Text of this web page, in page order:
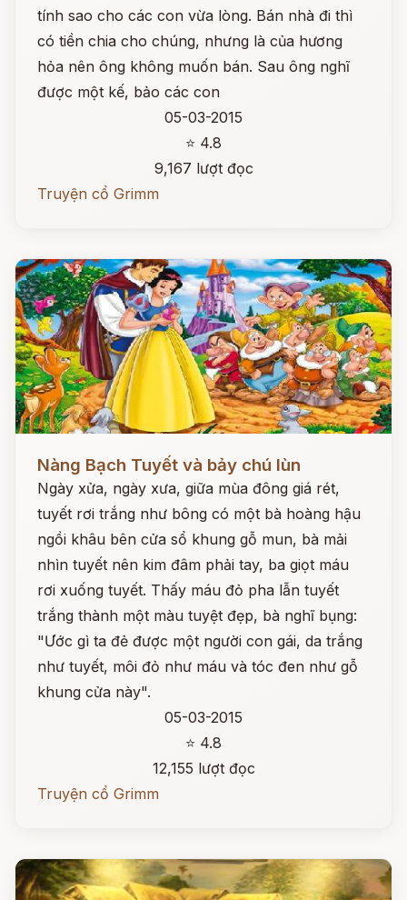
tính sao cho các con vừa lòng. Bán nhà đi thì
có tiền chia cho chúng, nhưng là của hương
hỏa nên ông không muốn bán. Sau ông nghĩ
được một kế, bảo các con
05-03-2015
⭐ 4.8
9,167 lượt đọc
Truyện cổ Grimm
Nàng Bạch Tuyết và bảy chú lùn
Ngày xửa, ngày xưa, giữa mùa đông giá rét,
tuyết rơi trắng như bông có một bà hoàng hậu
ngồi khâu bên cửa sổ khung gỗ mun, bà mải
nhìn tuyết nên kim đâm phải tay, ba giọt máu
rơi xuống tuyết. Thấy máu đỏ pha lẫn tuyết
trắng thành một màu tuyệt đẹp, bà nghĩ bụng:
"Ước gì ta đẻ được một người con gái, da trắng
như tuyết, môi đỏ như máu và tóc đen như gỗ
khung cửa này".
05-03-2015
⭐ 4.8
12,155 lượt đọc
Truyện cổ Grimm